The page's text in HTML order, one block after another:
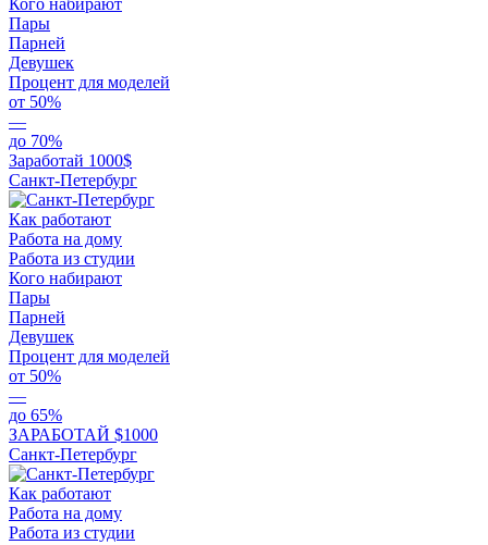
Пары
Парней
Девушек
Процент для моделей
от 50%
—
до 70%
Заработай 1000$
Санкт-Петербург
Как работают
Работа на дому
Работа из студии
Кого набирают
Пары
Парней
Девушек
Процент для моделей
от 50%
—
до 65%
ЗАРАБОТАЙ $1000
Санкт-Петербург
Как работают
Работа на дому
Работа из студии